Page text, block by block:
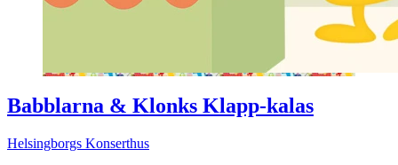
Babblarna & Klonks Klapp-kalas
Helsingborgs Konserthus